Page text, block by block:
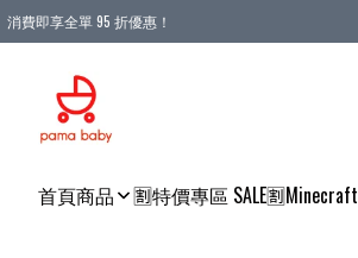
消費即享全單 95 折優惠！
首頁商品 🈹特價專區 SALE🈹Minecraft